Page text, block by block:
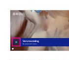
De pratende steen
Vervreemding